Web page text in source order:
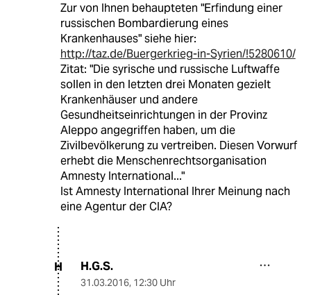
Zur von Ihnen behaupteten "Erfindung einer
russischen Bombardierung eines
Krankenhauses" siehe hier:
http://taz.de/Buergerkrieg-in-Syrien/!5280610/
Zitat: "Die syrische und russische Luftwaffe
sollen in den letzten drei Monaten gezielt
Krankenhäuser und andere
Gesundheitseinrichtungen in der Provinz
Aleppo angegriffen haben, um die
Zivilbevölkerung zu vertreiben. Diesen Vorwurf
erhebt die Menschenrechtsorganisation
Amnesty International..."
Ist Amnesty International Ihrer Meinung nach
eine Agentur der CIA?
H H.G.S.
31.03.2016, 12:30 Uhr